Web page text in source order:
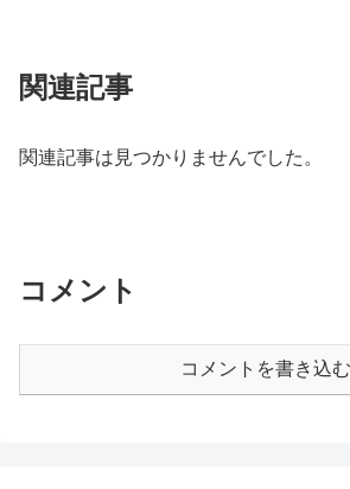
関連記事
関連記事は見つかりませんでした。
コメント
コメントを書き込む